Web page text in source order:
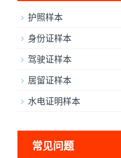
护照样本
身份证样本
驾驶证样本
居留证样本
水电证明样本
常见问题